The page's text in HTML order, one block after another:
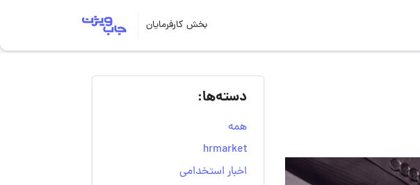
بخش کارفرمایان
دسته‌ها:
همه
hrmarket
اخبار استخدامی